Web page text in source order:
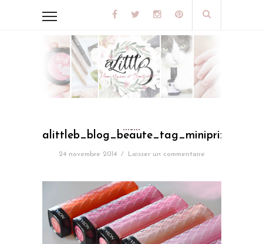
24 novembre 2014 / Laisser un commentaire